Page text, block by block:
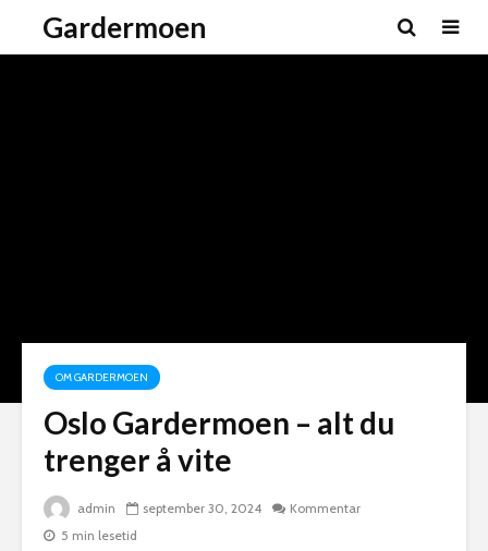
Gardermoen
OM GARDERMOEN
Oslo Gardermoen – alt du
trenger å vite
admin september 30, 2024
Kommentar
5 min lesetid